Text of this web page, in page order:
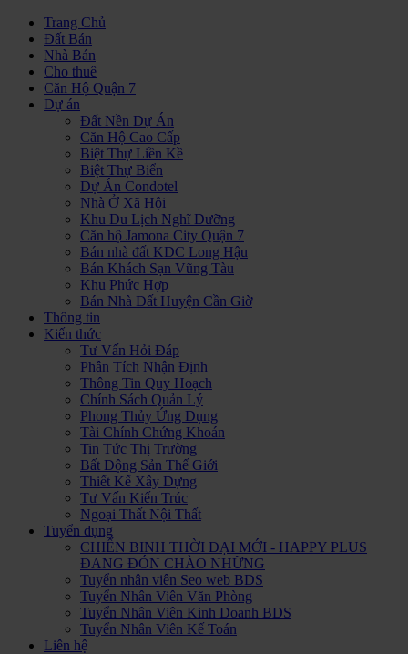
Trang Chủ
Đất Bán
Nhà Bán
Cho thuê
Căn Hộ Quận 7
Dự án
Đất Nền Dự Án
Căn Hộ Cao Cấp
Biệt Thự Liền Kề
Biệt Thự Biển
Dự Án Condotel
Nhà Ở Xã Hội
Khu Du Lịch Nghĩ Dưỡng
Căn hộ Jamona City Quận 7
Bán nhà đất KDC Long Hậu
Bán Khách Sạn Vũng Tàu
Khu Phức Hợp
Bán Nhà Đất Huyện Cần Giờ
Thông tin
Kiến thức
Tư Vấn Hỏi Đáp
Phân Tích Nhận Định
Thông Tin Quy Hoạch
Chính Sách Quản Lý
Phong Thủy Ứng Dụng
Tài Chính Chứng Khoán
Tin Tức Thị Trường
Bất Động Sản Thế Giới
Thiết Kế Xây Dựng
Tư Vấn Kiến Trúc
Ngoại Thất Nội Thất
Tuyển dụng
CHIẾN BINH THỜI ĐẠI MỚI - HAPPY PLUS
ĐANG ĐÓN CHÀO NHỮNG
Tuyển nhân viên Seo web BDS
Tuyển Nhân Viên Văn Phòng
Tuyển Nhân Viên Kinh Doanh BDS
Tuyển Nhân Viên Kế Toán
Liên hệ